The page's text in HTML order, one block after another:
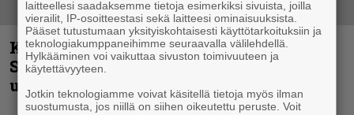
Kunnianosoitus hyiselle Pohjolalle –
Shining hyppäsi keskelle kinoksia
uudella videollaan
laitteellesi saadaksemme tietoja esimerkiksi sivuista, joilla
vierailit, IP-osoitteestasi sekä laitteesi ominaisuuksista.
Pääset tutustumaan yksityiskohtaisesti käyttötarkoituksiin ja
teknologiakumppaneihimme seuraavalla välilehdellä.
Hylkääminen voi vaikuttaa sivuston toimivuuteen ja
käytettävyyteen.
Jotkin teknologiamme voivat käsitellä tietoja myös ilman
suostumusta, jos niillä on siihen oikeutettu peruste. Voit